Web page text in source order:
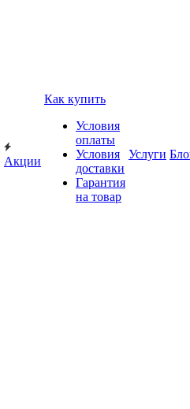
Акции
Как купить
Условия
оплаты
Условия
доставки
Гарантия
на товар
Услуги